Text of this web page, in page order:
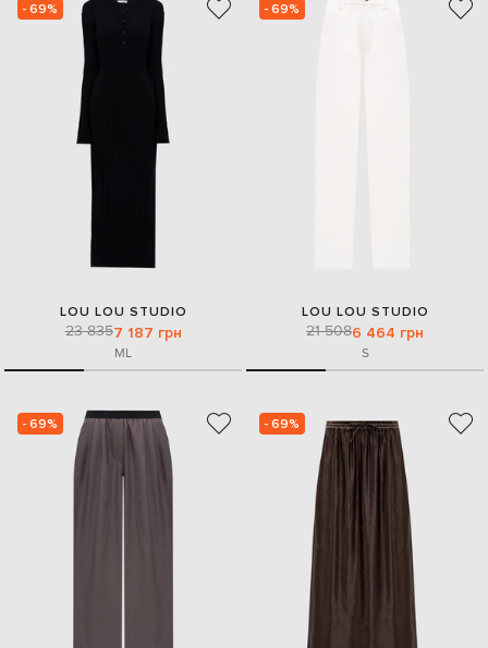
- 69%
LOU LOU STUDIO
23 8357 187 грн
ML
- 69%
LOU LOU STUDIO
21 5086 464 грн
S
- 69% - 69%